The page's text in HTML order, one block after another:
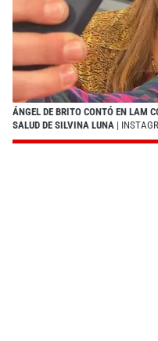
ÁNGEL DE BRITO CONTÓ EN LAM
SALUD DE SILVINA LUNA |